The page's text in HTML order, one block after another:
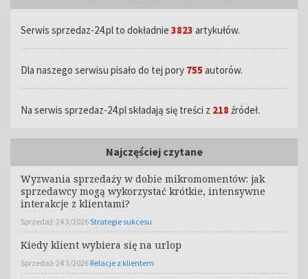
Serwis sprzedaz-24.pl to dokładnie 3823 artykułów.
Dla naszego serwisu pisało do tej pory 755 autorów.
Na serwis sprzedaz-24.pl składają się treści z 218 źródeł.
Najczęściej czytane
Wyzwania sprzedaży w dobie mikromomentów: jak
sprzedawcy mogą wykorzystać krótkie, intensywne
interakcje z klientami?
Sprzedaż-24 3/2026Strategie sukcesu
Kiedy klient wybiera się na urlop
Sprzedaż-24 3/2026 Relacje z klientem